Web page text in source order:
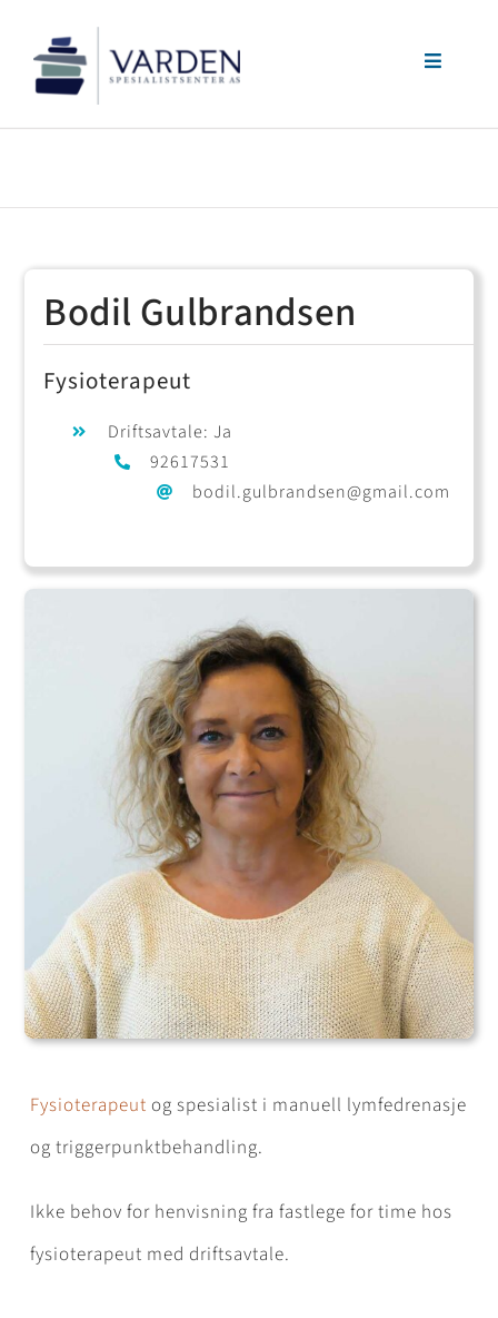
content
Toggle
Priser
Kontakt
Bodil Gulbrandsen
Fysioterapeut
Driftsavtale: Ja
92617531
bodil.gulbrandsen@gmail.com
Fysioterapeut og spesialist i manuell lymfedrenasje
og triggerpunktbehandling.
Ikke behov for henvisning fra fastlege for time hos
fysioterapeut med driftsavtale.